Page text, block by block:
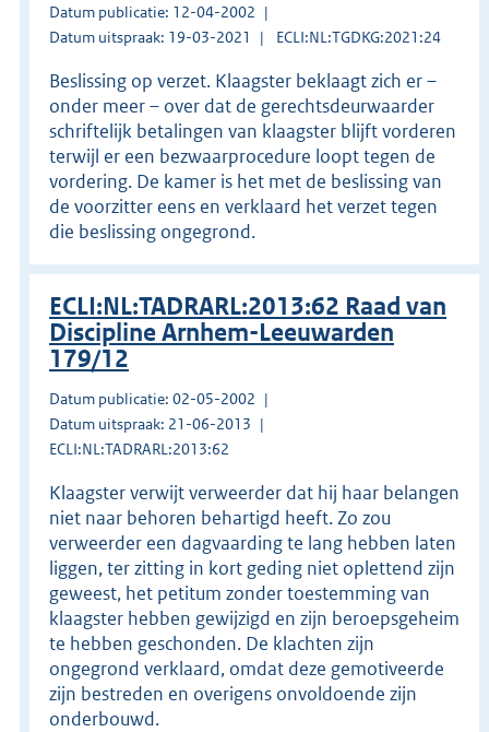
Datum publicatie: 12-04-2002
Datum uitspraak: 19-03-2021
ECLI:NL:TGDKG:2021:24
Beslissing op verzet. Klaagster beklaagt zich er –
onder meer – over dat de gerechtsdeurwaarder
schriftelijk betalingen van klaagster blijft vorderen
terwijl er een bezwaarprocedure loopt tegen de
vordering. De kamer is het met de beslissing van
de voorzitter eens en verklaard het verzet tegen
die beslissing ongegrond.
ECLI:NL:TADRARL:2013:62 Raad van
Discipline Arnhem-Leeuwarden
179/12
Datum publicatie: 02-05-2002
Datum uitspraak: 21-06-2013
ECLI:NL:TADRARL:2013:62
Klaagster verwijt verweerder dat hij haar belangen
niet naar behoren behartigd heeft. Zo zou
verweerder een dagvaarding te lang hebben laten
liggen, ter zitting in kort geding niet oplettend zijn
geweest, het petitum zonder toestemming van
klaagster hebben gewijzigd en zijn beroepsgeheim
te hebben geschonden. De klachten zijn
ongegrond verklaard, omdat deze gemotiveerde
zijn bestreden en overigens onvoldoende zijn
onderbouwd.